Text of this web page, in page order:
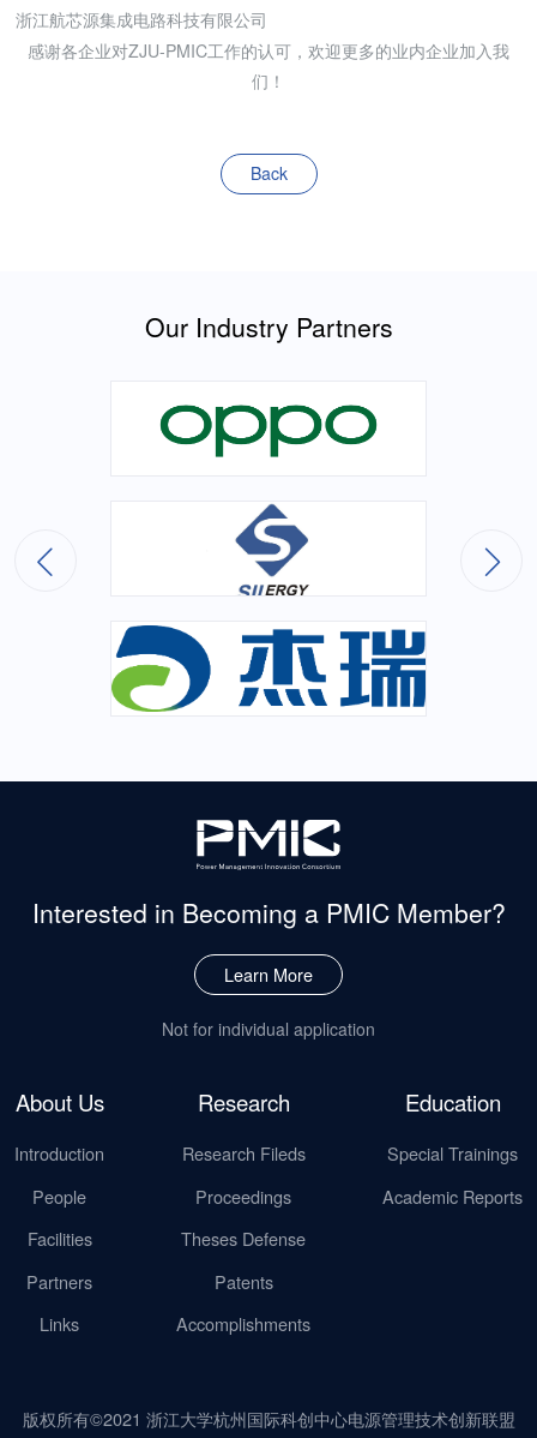
浙江航芯源集成电路科技有限公司
感谢各企业对ZJU-PMIC工作的认可，欢迎更多的业内企业加入我
们！
Back
Our Industry Partners
Interested in Becoming a PMIC Member?
Learn More
Not for individual application
About Us
Introduction
People
Facilities
Partners
Links
Research
Research Fileds
Proceedings
Theses Defense
Patents
Accomplishments
Education
Special Trainings
Academic Reports
版权所有©2021 浙江大学杭州国际科创中心电源管理技术创新联盟